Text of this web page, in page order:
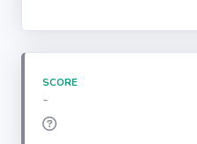
SCORE
-